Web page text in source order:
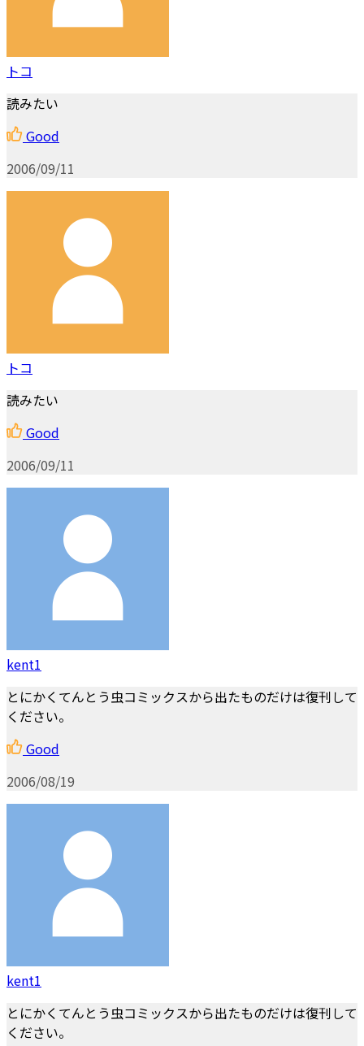
トコ
読みたい
Good
2006/09/11
トコ
読みたい
Good
2006/09/11
kent1
とにかくてんとう虫コミックスから出たものだけは復刊して
ください。
Good
2006/08/19
kent1
とにかくてんとう虫コミックスから出たものだけは復刊して
ください。